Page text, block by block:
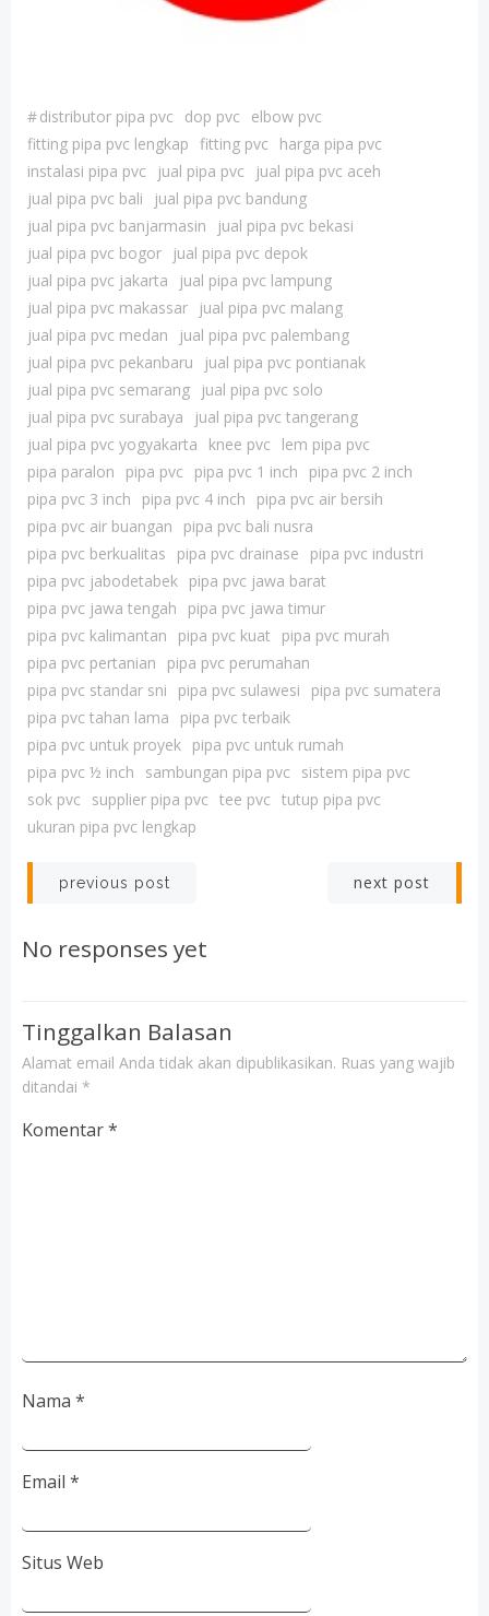
#distributor pipa pvc dop pvc
elbow pvc
fitting pipa pvc lengkap fitting pvc
harga pipa pvc
instalasi pipa pvc
jual pipa pvc
jual pipa pvc aceh
jual pipa pvc bali
jual pipa pvc bandung
jual pipa pvc banjarmasin
jual pipa pvc bekasi
jual pipa pvc bogor
jual pipa pvc depok
jual pipa pvc jakarta
jual pipa pvc lampung
jual pipa pvc makassar
jual pipa pvc malang
jual pipa pvc medan
jual pipa pvc palembang
jual pipa pvc pekanbaru
jual pipa pvc pontianak
jual pipa pvc semarang
jual pipa pvc solo
jual pipa pvc surabaya
jual pipa pvc tangerang
jual pipa pvc yogyakarta
knee pvc
lem pipa pvc
pipa paralon
pipa pvc pipa pvc 1 inch
pipa pvc 2 inch
pipa pvc 3 inch
pipa pvc 4 inch
pipa pvc air bersih
pipa pvc air buangan
pipa pvc bali nusra
pipa pvc berkualitas
pipa pvc drainase
pipa pvc industri
pipa pvc jabodetabek pipa pvc jawa barat
pipa pvc jawa tengah
pipa pvc jawa timur
pipa pvc kalimantan
pipa pvc kuat
pipa pvc murah
pipa pvc pertanian
pipa pvc perumahan
pipa pvc standar sni
pipa pvc sulawesi
pipa pvc sumatera
pipa pvc tahan lama
pipa pvc terbaik
pipa pvc untuk proyek pipa pvc untuk rumah
pipa pvc ½ inch
sambungan pipa pvc
sistem pipa pvc
sok pvc
supplier pipa pvc tee pvc tutup pipa pvc
ukuran pipa pvc lengkap
Post
navigation
previous post next post
No responses yet
Tinggalkan Balasan
Alamat email Anda tidak akan dipublikasikan. Ruas yang wajib
ditandai *
Komentar*
Nama *
Email *
Situs Web